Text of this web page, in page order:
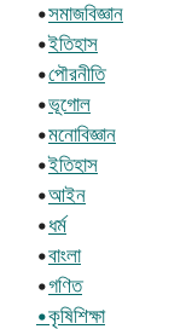
•সমাজবিজ্ঞান
•ইতিহাস
•পৌরনীতি
•ভূগোল
•মনোবিজ্ঞান
•ইতিহাস
•আইন
•ধর্ম
•বাংলা
•গণিত
•কৃষিশিক্ষা